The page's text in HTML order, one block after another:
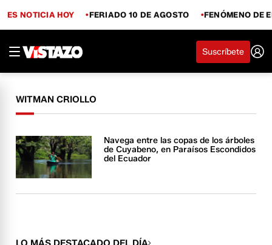
ES NOTICIA HOY FERIADO 10 DE AGOSTO FENÓMENO DE
Suscríbete
WITMAN CRIOLLO
Navega entre las copas de los árboles
de Cuyabeno, en Paraísos Escondidos
del Ecuador